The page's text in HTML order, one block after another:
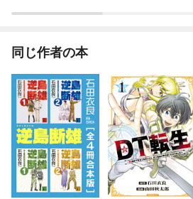
同じ作者の本